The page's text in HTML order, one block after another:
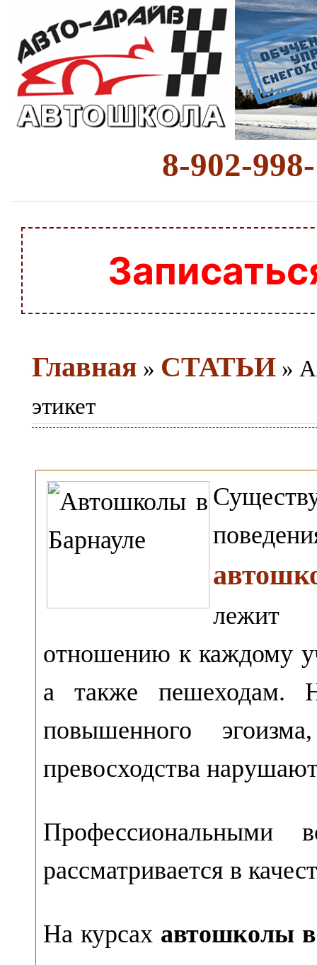
8-902-
Главная » СТАТЬИ »
этикет
лежит
отношению к каждому
а также пешеходам.
повышенного
превосходства
Профессиональными
рассматривается в
На курсах автошколы